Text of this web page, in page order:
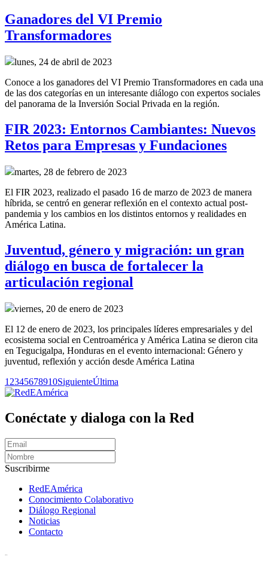
Ganadores del VI Premio
Transformadores
lunes, 24 de abril de 2023
Conoce a los ganadores del VI Premio Transformadores en cada una
de las dos categorías en un interesante diálogo con expertos sociales
del panorama de la Inversión Social Privada en la región.
FIR 2023: Entornos Cambiantes: Nuevos
Retos para Empresas y Fundaciones
martes, 28 de febrero de 2023
El FIR 2023, realizado el pasado 16 de marzo de 2023 de manera
híbrida, se centró en generar reflexión en el contexto actual post-
pandemia y los cambios en los distintos entornos y realidades en
América Latina.
Juventud, género y migración: un gran
diálogo en busca de fortalecer la
articulación regional
viernes, 20 de enero de 2023
El 12 de enero de 2023, los principales líderes empresariales y del
ecosistema social en Centroamérica y América Latina se dieron cita
en Tegucigalpa, Honduras en el evento internacional: Género y
juventud, reflexión y acción desde América Latina
1 2345678910SiguienteÚltima
Conéctate y dialoga con la Red
Suscribirme
RedEAmérica
Conocimiento Colaborativo
Diálogo Regional
Noticias
Contacto